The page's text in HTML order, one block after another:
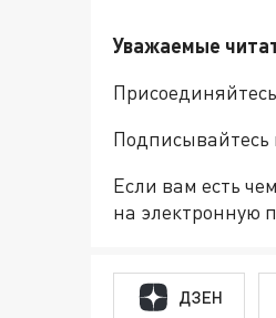
Уважаемые
Подписывайтесь
Если вам есть
на электронную
ДЗЕН